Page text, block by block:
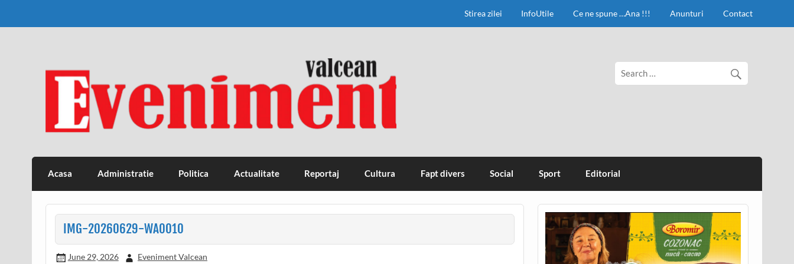
Stirea zilei InfoUtile Ce ne spune …Ana !!! Anunturi Contact
Eveniment Valcean
Acasa Administratie Politica Actualitate Reportaj Cultura Fapt divers Social Sport Editorial
IMG-20260629-WA0010
June 29, 2026 Eveniment Valcean